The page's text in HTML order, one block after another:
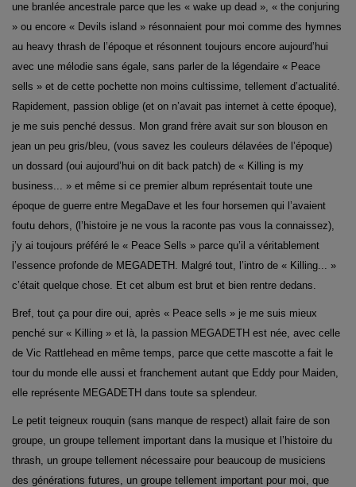
une branlée ancestrale parce que les « wake up dead », « the conjuring
» ou encore « Devils island » résonnaient pour moi comme des hymnes
au heavy thrash de l’époque et résonnent toujours encore aujourd’hui
avec une mélodie sans égale, sans parler de la légendaire « Peace
sells » et de cette pochette non moins cultissime, tellement d’actualité.
Rapidement, passion oblige (et on n’avait pas internet à cette époque),
je me suis penché dessus. Mon grand frère avait sur son blouson en
jean un peu gris/bleu, (vous savez les couleurs délavées de l’époque)
un dossard (oui aujourd’hui on dit back patch) de « Killing is my
business... » et même si ce premier album représentait toute une
époque de guerre entre MegaDave et les four horsemen qui l’avaient
foutu dehors, (l’histoire je ne vous la raconte pas vous la connaissez),
j’y ai toujours préféré le « Peace Sells » parce qu’il a véritablement
l’essence profonde de MEGADETH. Malgré tout, l’intro de « Killing... »
c’était quelque chose. Et cet album est brut et bien rentre dedans.
Bref, tout ça pour dire oui, après « Peace sells » je me suis mieux
penché sur « Killing » et là, la passion MEGADETH est née, avec celle
de Vic Rattlehead en même temps, parce que cette mascotte a fait le
tour du monde elle aussi et franchement autant que Eddy pour Maiden,
elle représente MEGADETH dans toute sa splendeur.
Le petit teigneux rouquin (sans manque de respect) allait faire de son
groupe, un groupe tellement important dans la musique et l’histoire du
thrash, un groupe tellement nécessaire pour beaucoup de musiciens
des générations futures, un groupe tellement important pour moi, que